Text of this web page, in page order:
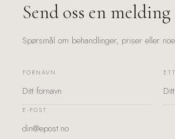
Send oss en melding
Spørsmål om behandlinger, priser eller
FORNAVN
E-POST